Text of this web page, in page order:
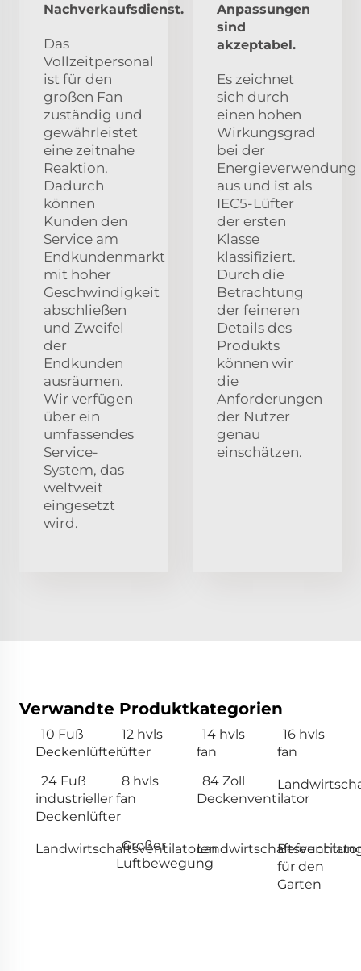
Nachverkaufsdienst.
Das
Vollzeitpersonal
ist für den
großen Fan
zuständig und
gewährleistet
eine zeitnahe
Reaktion.
Dadurch
können
Kunden den
Service am
Endkundenmarkt
mit hoher
Geschwindigkeit
abschließen
und Zweifel
der
Endkunden
ausräumen.
Wir verfügen
über ein
umfassendes
Service-
System, das
weltweit
eingesetzt
wird.
Anpassungen
sind
akzeptabel.
Es zeichnet
sich durch
einen hohen
Wirkungsgrad
bei der
Energieverwendung
aus und ist als
IEC5-Lüfter
der ersten
Klasse
klassifiziert.
Durch die
Betrachtung
der feineren
Details des
Produkts
können wir
die
Anforderungen
der Nutzer
genau
einschätzen.
Verwandte Produktkategorien
10 Fuß
Deckenlüfter
12 hvls
lüfter
14 hvls
fan
16 hvls
fan
24 Fuß
industrieller
Deckenlüfter
8 hvls
fan
84 Zoll
Deckenventilator
Landwirtschaftsventilatoren
Großer
Luftbewegung
Landwirtschaftsventilator
für den
Garten